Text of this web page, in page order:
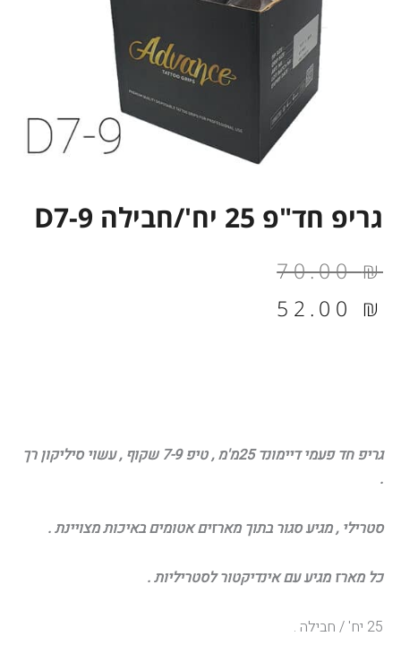
גריפ חד"פ 25 יח'/חבילה D7-9
70.00₪
המחיר
המקורי
52.00 ₪
המחיר
הנוכחי
גריפ חד פעמי דיימונד 25מ'מ , טיפ 7-9 שקוף , עשוי סיליקון רך
.
סטרילי , מגיע סגור בתוך מארזים אטומים באיכות מצויינת .
כל מארז מגיע עם אינדיקטור לסטריליות .
25 יח' / חבילה .